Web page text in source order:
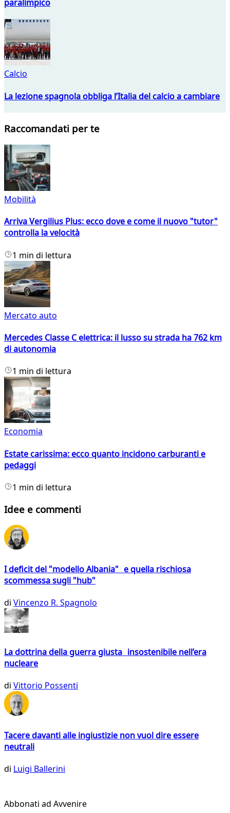
paralimpico
Calcio
La lezione spagnola obbliga l’Italia del calcio a cambiare
Raccomandati per te
Mobilità
Arriva Vergilius Plus: ecco dove e come il nuovo "tutor"
controlla la velocità
1 min di lettura
Mercato auto
Mercedes Classe C elettrica: il lusso su strada ha 762 km
di autonomia
1 min di lettura
Economia
Estate carissima: ecco quanto incidono carburanti e
pedaggi
1 min di lettura
Idee e commenti
I deficit del "modello Albania" e quella rischiosa
scommessa sugli "hub"
di Vincenzo R. Spagnolo
La dottrina della guerra giusta insostenibile nell’era
nucleare
di Vittorio Possenti
Tacere davanti alle ingiustizie non vuol dire essere
neutrali
di Luigi Ballerini
Abbonati ad Avvenire